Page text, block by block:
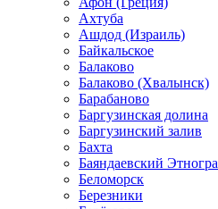
Ахтуба
Ашдод (Израиль)
Байкальское
Балаково
Балаково (Хвалынск)
Барабаново
Баргузинская долина
Баргузинский залив
Бахта
Баяндаевский
Беломорск
Березники